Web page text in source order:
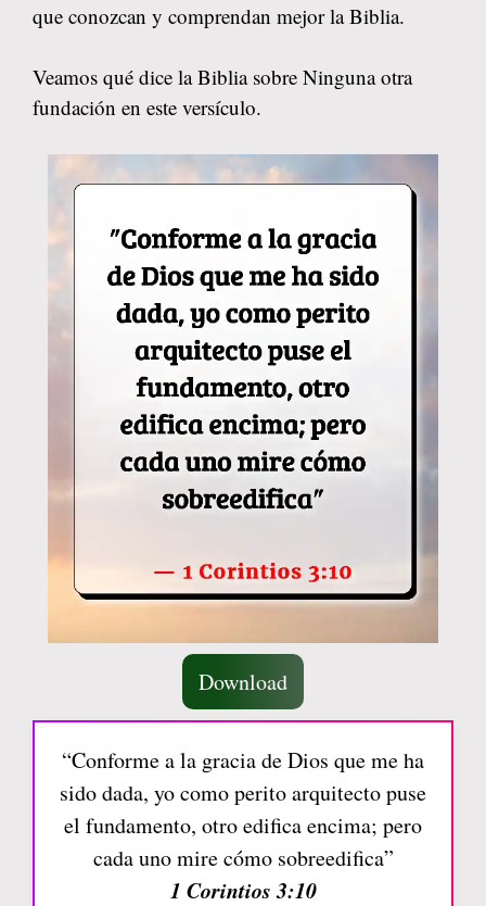
que conozcan y comprendan mejor la Biblia.
Veamos qué dice la Biblia sobre Ninguna otra
fundación en este versículo.
Download
“Conforme a la gracia de Dios que me ha
sido dada, yo como perito arquitecto puse
el fundamento, otro edifica encima; pero
cada uno mire cómo sobreedifica”
1 Corintios 3:10